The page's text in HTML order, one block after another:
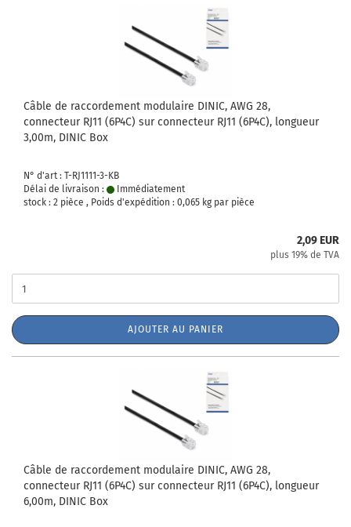
Câble de raccordement modulaire DINIC, AWG 28,
connecteur RJ11 (6P4C) sur connecteur RJ11 (6P4C), longueur
3,00m, DINIC Box
N° d'art : T-RJ1111-3-KB
Délai de livraison :
Immédiatement
stock : 2 pièce , Poids d'expédition : 0,065 kg par pièce
2,09 EUR
plus 19% de TVA
AJOUTER AU PANIER
Câble de raccordement modulaire DINIC, AWG 28,
connecteur RJ11 (6P4C) sur connecteur RJ11 (6P4C), longueur
6,00m, DINIC Box